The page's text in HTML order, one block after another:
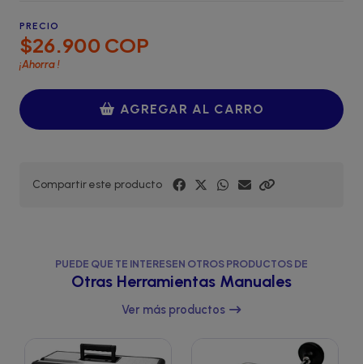
PRECIO
$26.900 COP
¡Ahorra!
AGREGAR AL CARRO
Compartir este producto
PUEDE QUE TE INTERESEN OTROS PRODUCTOS DE
Otras Herramientas Manuales
Ver más productos